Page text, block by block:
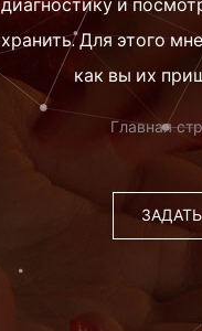
Для этого
как вы их
Главная